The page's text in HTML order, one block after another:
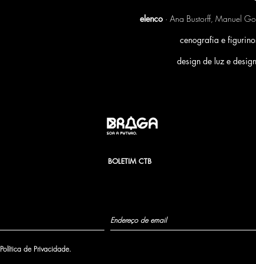
elenco · Ana Bustorff, Manuel
cenografia e
design de luz e
BOLETIM CTB
de Privacidade.